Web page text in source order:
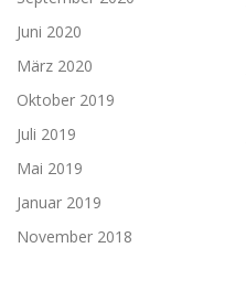
Juni 2020
März 2020
Oktober 2019
Juli 2019
Mai 2019
Januar 2019
November 2018